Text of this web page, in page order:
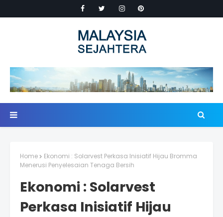
Home
Ekonomi : Solarvest Perkasa Inisiatif Hijau Bromma
Menerusi Penyelesaian Tenaga Bersih
Ekonomi : Solarvest
Perkasa Inisiatif Hijau